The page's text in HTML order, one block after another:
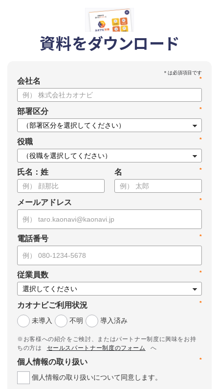
資料をダウンロード
*
会社名
*
部署区分
*
役職
氏名：姓 *
名
*
メールアドレス
*
電話番号
*
従業員数
*
カオナビご利用状況
未導入
不明 導入済み
※お客様への紹介をご検討、またはパートナー制度に興味をお持
ちの方は
セールスパートナー制度のフォーム
へ
*
個人情報の取り扱い
個人情報の取り扱いについて同意します。